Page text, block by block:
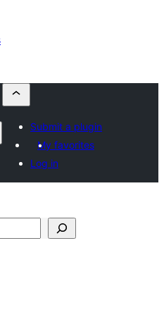
Submit a plugin
My favorites
Log in